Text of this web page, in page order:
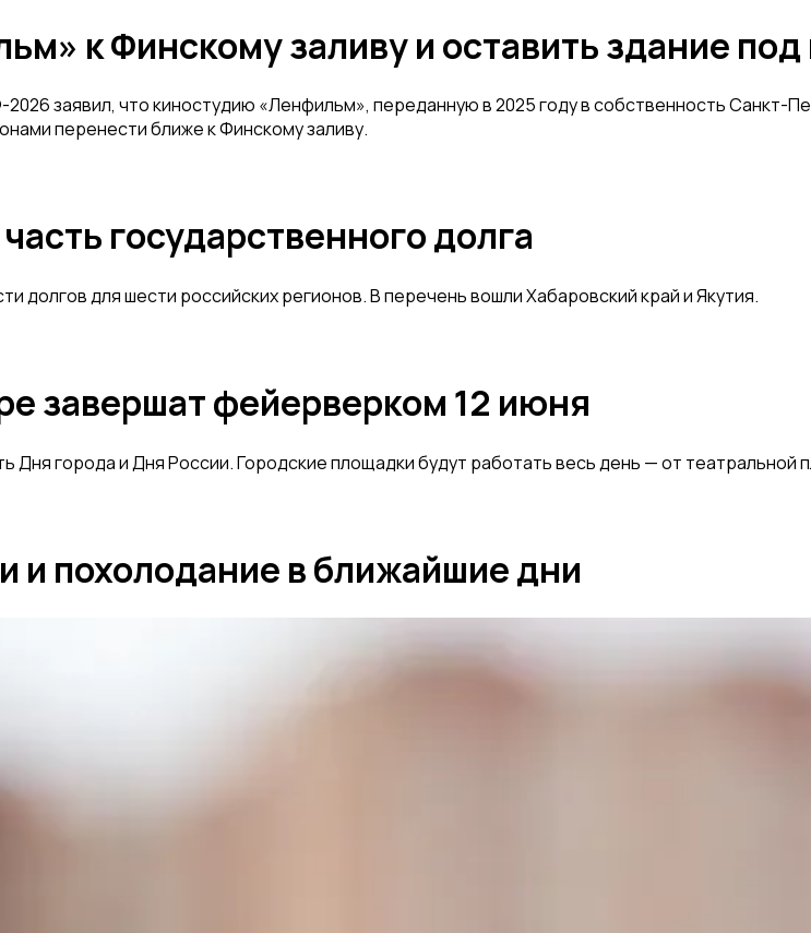
к Финскому заливу и оставить здание
заявил, что киностудию «Ленфильм», переданную в 2025 году в собственность Санкт-
перенести ближе к Финскому заливу.
государственного долга
для шести российских регионов. В перечень вошли Хабаровский край и Якутия.
завершат фейерверком 12 июня
Дня города и Дня России. Городские площадки будут работать весь день — от
и похолодание в ближайшие дни